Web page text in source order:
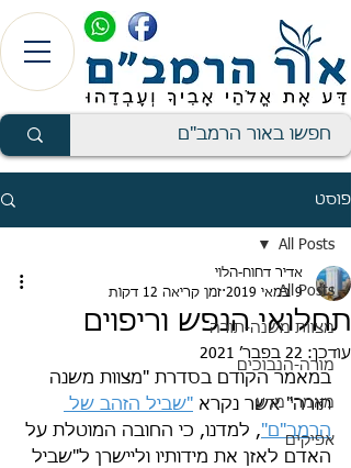
פוסט
All Posts
מצוות משנה-תורה
מורה-הנבוכים
מאמרי מדע
אפיקים
All Posts
תחלואי הנפש וריפוים
אדיר דחוח-הלוי
9 במאי 2019
זמן קריאה 12 דקות
עודכן: 22 בפבר׳ 2021
במאמר הקודם בסדרת "מצוות משנה
תורה" אשר נקרא "שביל הזהב של
הרמב"ם", למדנו, כי החובה המוטלת על
האדם לאזן את מידותיו וליישרן ל"שביל